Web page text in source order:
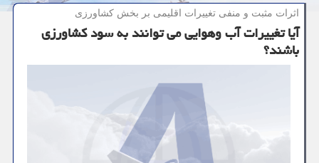
اثرات مثبت و منفی تغییرات اقلیمی بر بخش كشاورزی
آیا تغییرات آب وهوایی می توانند به سود کشاورزی
باشند؟